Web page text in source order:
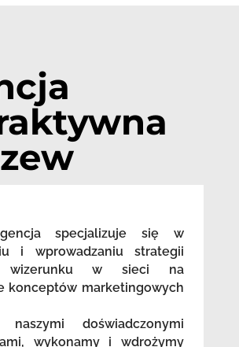
specjalizuje się w
i wprowadzaniu strategii
wizerunku w sieci na
konceptów marketingowych
doświadczonymi
wykonamy i wdrożymy